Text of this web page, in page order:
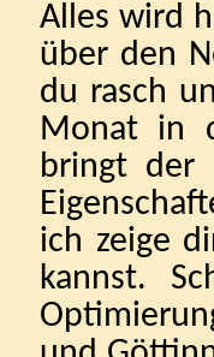
Alles wird
über den
du rasch
Monat in
bringt der
ich zeige
kannst.